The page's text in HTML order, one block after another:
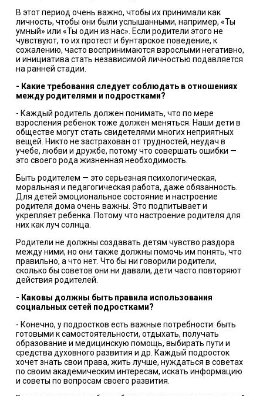
В этот период очень важно, чтобы их принимали как
личность, чтобы они были услышанными, например, «Ты
умный» или «Ты один из нас». Если родители этого не
чувствуют, то их протест и бунтарское поведение, к
сожалению, часто воспринимаются взрослыми негативно,
и инициатива стать независимой личностью подавляется
на ранней стадии.
- Какие требования следует соблюдать в отношениях
между родителями и подростками?
- Каждый родитель должен понимать, что по мере
взросления ребенок тоже должен меняться. Наши дети в
обществе могут стать свидетелями многих неприятных
вещей. Никто не застрахован от трудностей, неудач в
учебе, любви и дружбе, потому что совершать ошибки —
это своего рода жизненная необходимость.
Быть родителем — это серьезная психологическая,
моральная и педагогическая работа, даже обязанность.
Для детей эмоциональное состояние и настроение
родителя дома очень важны. Это подпитывает и
укрепляет ребенка. Потому что настроение родителя для
них как луч солнца.
Родители не должны создавать детям чувство раздора
между ними, но они также должны помочь им понять, что
правильно, а что нет. Что бы ни говорили родители,
сколько бы советов они ни давали, дети часто повторяют
действия родителей.
- Каковы должны быть правила использования
социальных сетей подростками?
- Конечно, у подростков есть важные потребности: быть
готовыми к самостоятельности, отдыхать, получать
образование и медицинскую помощь, выбирать пути и
средства духовного развития и др. Каждый подросток
хочет знать свои права, жить лучше, нуждаться в советах
по своим академическим интересам, искать информацию
и советы по вопросам своего развития.